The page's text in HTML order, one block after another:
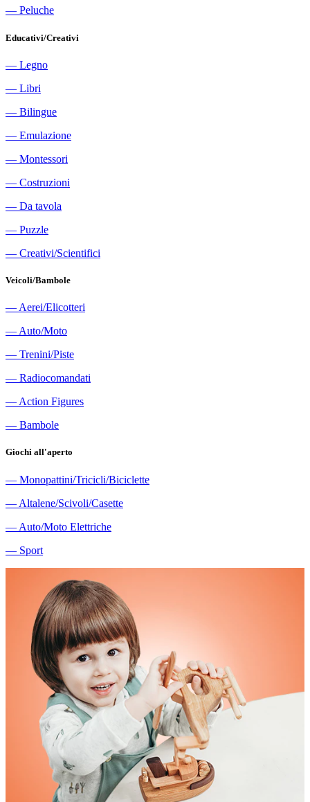
― Peluche
Educativi/Creativi
― Legno
― Libri
― Bilingue
― Emulazione
― Montessori
― Costruzioni
― Da tavola
― Puzzle
― Creativi/Scientifici
Veicoli/Bambole
― Aerei/Elicotteri
― Auto/Moto
― Trenini/Piste
― Radiocomandati
― Action Figures
― Bambole
Giochi all'aperto
― Monopattini/Tricicli/Biciclette
― Altalene/Scivoli/Casette
― Auto/Moto Elettriche
― Sport